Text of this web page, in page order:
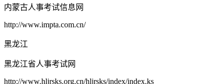
内蒙古人事考试信息网
http://www.impta.com.cn/
黑龙江
黑龙江省人事考试网
http://www.hljrsks.org.cn/hljrsks/index/index.ks